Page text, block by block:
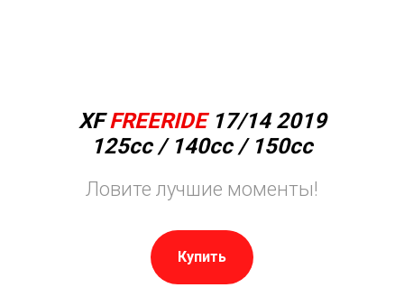
XFFREERIDE17/14 2019
125сс / 140сс / 150cc
Ловите лучшие моменты!
Купить